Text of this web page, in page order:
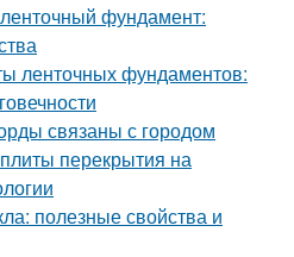
фундамент:
ленточных фундаментов:
связаны с городом
перекрытия на
полезные свойства и